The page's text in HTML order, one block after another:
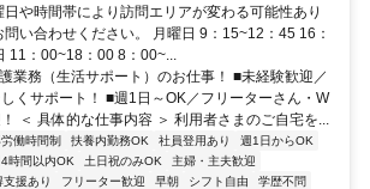
や時間帯により訪問エリアが変わる可能性あり
問い合わせください。 月曜日 9：15~12：45 16：
11：00~18：00 8：00~...
業務（生活サポート）のお仕事！ ■未経験歓迎／
くサポート！ ■週1日～OK／フリーターさん・W
＜ 具体的な仕事内容 ＞ 利用者さまのご自宅を...
働時間制 扶養内勤務OK 社員登用あり
週1日からOK
時間以内OK 土日祝のみOK
主婦・主夫歓迎
支援あり フリーター歓迎 早朝 シフト自由
学歴不問